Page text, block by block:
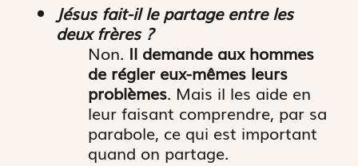
Jésus fait-il le partage entre les
deux frères ?
Non. Il demande aux hommes
de régler eux-mêmes leurs
problèmes. Mais il les aide en
leur faisant comprendre, par sa
parabole, ce qui est important
quand on partage.